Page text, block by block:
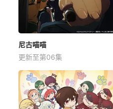
尼古喵喵
更新至第06集